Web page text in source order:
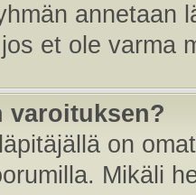
annetaan
et ole varma
varoituksen?
on
Mikäli